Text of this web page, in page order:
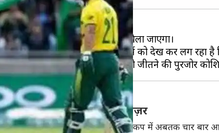
के बीच 23 जून को लॉर्ड्स में खेला जाएगा।
है, लेकिन अफ्रीका की मौजूदा फॉर्म को देख कर लग
हेड-टू-हेड प्रदर्शन पर एक नज़र
पलड़ा काफी भारी है। दोनों टीमें विश्व कप में अबतक चार